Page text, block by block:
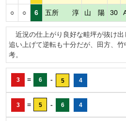
○ ○ 6 五所 淳 山 陽 30
近況の仕上がり良好な畦坪が抜け出
追い上げて逆転も十分だが、田方、
考。
3 = 6 - 5 4
3 = 5 - 6 4